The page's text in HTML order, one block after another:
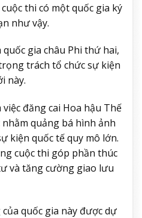
thi có một quốc gia ký
như vậy.
gia châu Phi thứ hai,
trách tổ chức sự kiện
này.
đăng cai Hoa hậu Thế
quảng bá hình ảnh
kiện quốc tế quy mô lớn.
cuộc thi góp phần thúc
và tăng cường giao lưu
quốc gia này được dự